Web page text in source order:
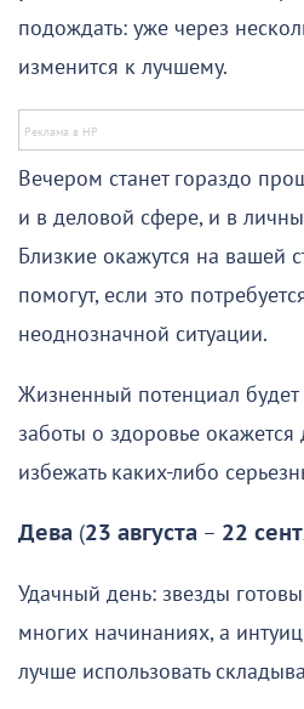
подождать: уже через
изменится к лучшему.
Вечером станет гораздо
и в деловой сфере, и в
Близкие окажутся на вашей
помогут, если это
неоднозначной ситуации.
Жизненный потенциал
заботы о здоровье окажется
избежать каких-либо
Дева (23 августа – 22
Удачный день: звезды
многих начинаниях, а
лучше использовать